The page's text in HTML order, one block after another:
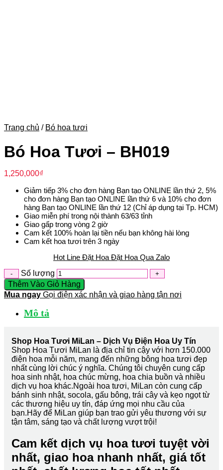
Trang chủ / Bó hoa tươi
Bó Hoa Tươi – BH019
1,250,000₫
Giảm tiếp 3% cho đơn hàng Bạn tạo ONLINE lần thứ 2, 5%
cho đơn hàng Bạn tạo ONLINE lần thứ 6 và 10% cho đơn
hàng Bạn tạo ONLINE lần thứ 12 (Chỉ áp dụng tại Tp. HCM)
Giao miễn phí trong nội thành 63/63 tỉnh
Giao gấp trong vòng 2 giờ
Cam kết 100% hoàn lại tiền nếu bạn không hài lòng
Cam kết hoa tươi trên 3 ngày
Hot Line Đặt Hoa Đặt Hoa Qua Zalo
Số lượng
Thêm Vào Giỏ Hàng
Mua ngay Gọi điện xác nhận và giao hàng tận nơi
Mô tả
Shop Hoa Tươi MiLan – Dịch Vụ Điện Hoa Uy Tín
Shop Hoa Tươi MiLan là địa chỉ tin cậy với hơn 150.000
điện hoa mỗi năm, mang đến những bông hoa tươi đẹp
nhất cùng lời chúc ý nghĩa. Chúng tôi chuyên cung cấp
hoa sinh nhật, hoa chúc mừng, hoa chia buồn và nhiều
dịch vụ hoa khác.Ngoài hoa tươi, MiLan còn cung cấp
bánh sinh nhật, socola, gấu bông, trái cây và kẹo ngọt từ
các thương hiệu uy tín, đáp ứng mọi nhu cầu của
bạn.Hãy để MiLan giúp bạn trao gửi yêu thương với sự
tận tâm, sáng tạo và chất lượng vượt trội!
Cam kết dịch vụ hoa tươi tuyệt vời
nhất, giao hoa nhanh nhất, giá tốt